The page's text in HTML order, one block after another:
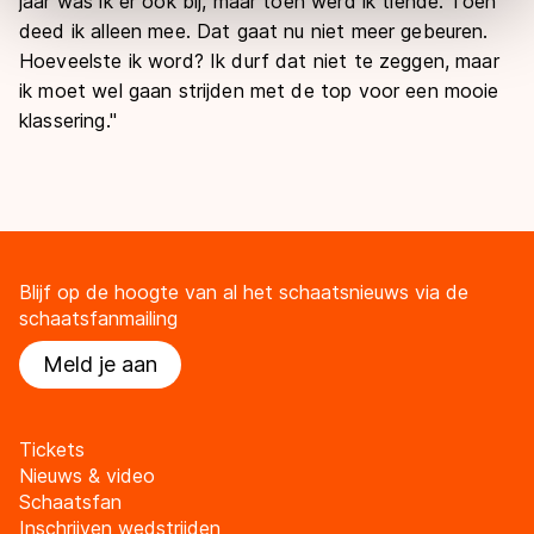
Door op ‘Toestaan’ te klikken, stemt u in met deze
overdracht. Meer informatie vindt u in onscookiebeleid
deed ik alleen mee. Dat gaat nu niet meer gebeuren.
Hoeveelste ik word? Ik durf dat niet te zeggen, maar
ik moet wel gaan strijden met de top voor een mooie
klassering."
Blijf op de hoogte van al het schaatsnieuws via de
schaatsfanmailing
Meld je aan
Tickets
Nieuws & video
Schaatsfan
Inschrijven wedstrijden